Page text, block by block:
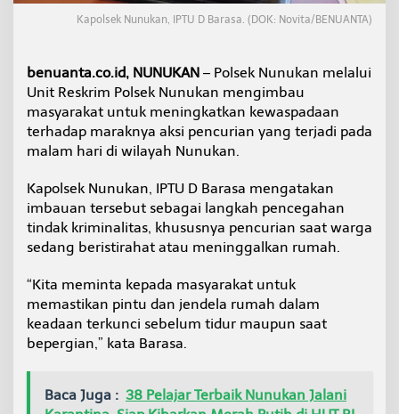
e
k
n
u
k
a
n
I
b
u
W
a
g
a
T
n
a
Kapolsek Nunukan, IPTU D Barasa. (DOK: Novita/BENUANTA)
benuanta.co.id, NUNUKAN – Polsek Nunukan melalui
Unit Reskrim Polsek Nunukan mengimbau
masyarakat untuk meningkatkan kewaspadaan
terhadap maraknya aksi pencurian yang terjadi pada
malam hari di wilayah Nunukan.
Kapolsek Nunukan, IPTU D Barasa mengatakan
imbauan tersebut sebagai langkah pencegahan
tindak kriminalitas, khususnya pencurian saat warga
sedang beristirahat atau meninggalkan rumah.
“Kita meminta kepada masyarakat untuk
memastikan pintu dan jendela rumah dalam
keadaan terkunci sebelum tidur maupun saat
bepergian,” kata Barasa.
Baca Juga : 38 Pelajar Terbaik Nunukan Jalani